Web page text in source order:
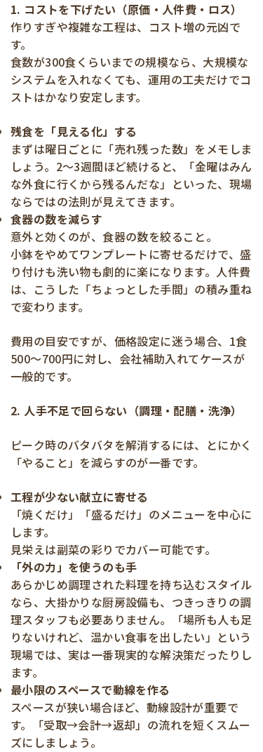
1. コストを下げたい（原価・人件費・ロス）
作りすぎや複雑な工程は、コスト増の元凶で
す。
食数が300食くらいまでの規模なら、大規模な
システムを入れなくても、運用の工夫だけでコ
ストはかなり安定します。
残食を「見える化」する
まずは曜日ごとに「売れ残った数」をメモしま
しょう。2〜3週間ほど続けると、「金曜はみん
な外食に行くから残るんだな」といった、現場
ならではの法則が見えてきます。
食器の数を減らす
意外と効くのが、食器の数を絞ること。
小鉢をやめてワンプレートに寄せるだけで、盛
り付けも洗い物も劇的に楽になります。人件費
は、こうした「ちょっとした手間」の積み重ね
で変わります。
費用の目安ですが、価格設定に迷う場合、1食
500～700円に対し、会社補助入れてケースが
一般的です。
2. 人手不足で回らない（調理・配膳・洗浄）
ピーク時のバタバタを解消するには、とにかく
「やること」を減らすのが一番です。
工程が少ない献立に寄せる
「焼くだけ」「盛るだけ」のメニューを中心に
します。
見栄えは副菜の彩りでカバー可能です。
「外の力」を使うのも手
あらかじめ調理された料理を持ち込むスタイル
なら、大掛かりな厨房設備も、つきっきりの調
理スタッフも必要ありません。「場所も人も足
りないけれど、温かい食事を出したい」という
現場では、実は一番現実的な解決策だったりし
ます。
最小限のスペースで動線を作る
スペースが狭い場合ほど、動線設計が重要で
す。「受取→会計→返却」の流れを短くスムー
ズにしましょう。